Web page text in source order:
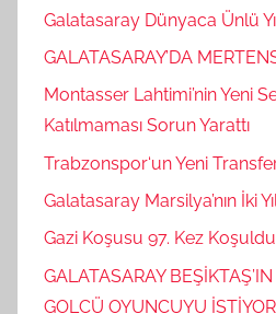
Galatasaray Dünyaca Ünlü
GALATASARAY’DA
Montasser Lahtimi’nin Yeni
Katılmaması Sorun Yarattı
Trabzonspor‘un Yeni
Galatasaray Marsilya’nın İki
Gazi Koşusu 97. Kez Koşuldu
GALATASARAY
GOLCÜ OYUNCUYU İSTİYOR